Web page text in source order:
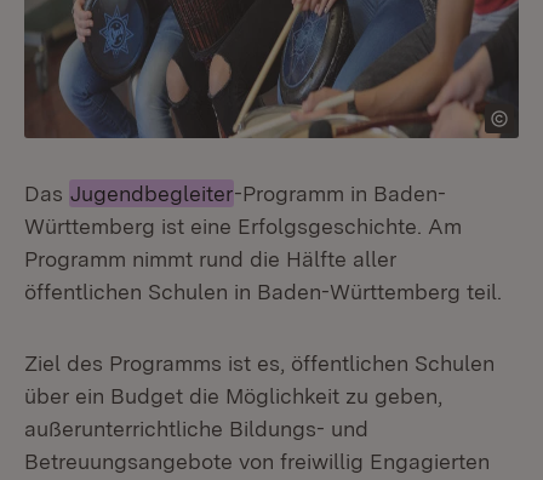
Das Jugendbegleiter-Programm in Baden-
Württemberg ist eine Erfolgsgeschichte. Am
Programm nimmt rund die Hälfte aller
öffentlichen Schulen in Baden-Württemberg teil.
Ziel des Programms ist es, öffentlichen Schulen
über ein Budget die Möglichkeit zu geben,
außerunterrichtliche Bildungs- und
Betreuungsangebote von freiwillig Engagierten